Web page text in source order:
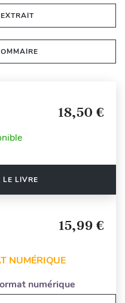
18,50 €
LE LIVRE
15,99 €
NUMÉRIQUE
numérique